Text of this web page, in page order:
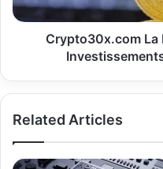
Cryptomonnaies
Crypto30x.com La
Related Articles